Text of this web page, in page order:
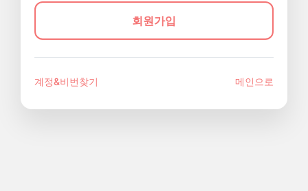
회원가입
계정&비번찾기 메인으로